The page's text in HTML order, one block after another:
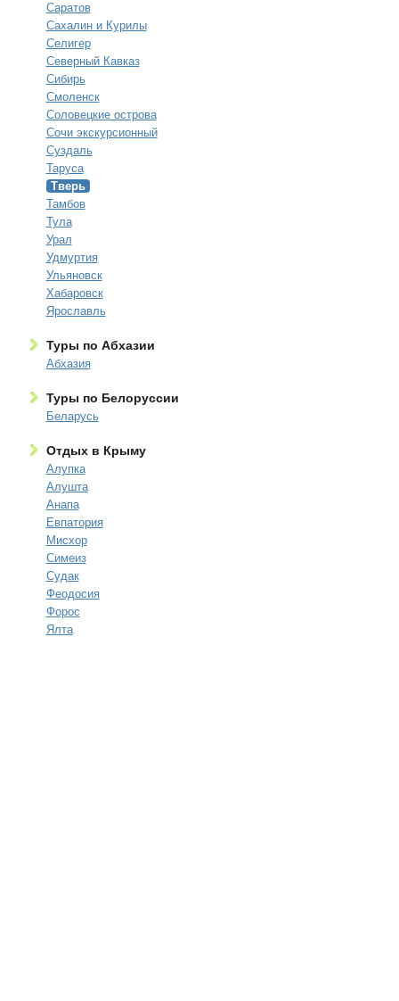
Саратов
Сахалин и Курилы
Селигер
Северный Кавказ
Сибирь
Смоленск
Соловецкие острова
Сочи экскурсионный
Суздаль
Таруса
Тверь
Тамбов
Тула
Урал
Удмуртия
Ульяновск
Хабаровск
Ярославль
Туры по Абхазии
Абхазия
Туры по Белоруссии
Беларусь
Отдых в Крыму
Алупка
Алушта
Анапа
Евпатория
Мисхор
Симеиз
Судак
Феодосия
Форос
Ялта